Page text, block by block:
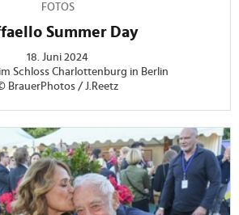
FOTOS
Summer Day
18. Juni 2024
Schloss Charlottenburg in Berlin
BrauerPhotos / J.Reetz